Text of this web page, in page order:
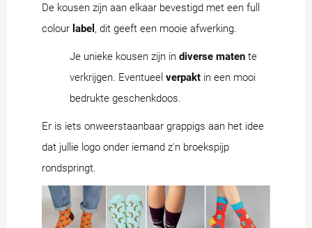
De kousen zijn aan elkaar bevestigd met een full
colour label , dit geeft een mooie afwerking.
Je unieke kousen zijn in diverse maten te
verkrijgen. Eventueel verpakt in een mooi
bedrukte geschenkdoos.
Er is iets onweerstaanbaar grappigs aan het idee
dat jullie logo onder iemand z'n broekspijp
rondspringt.